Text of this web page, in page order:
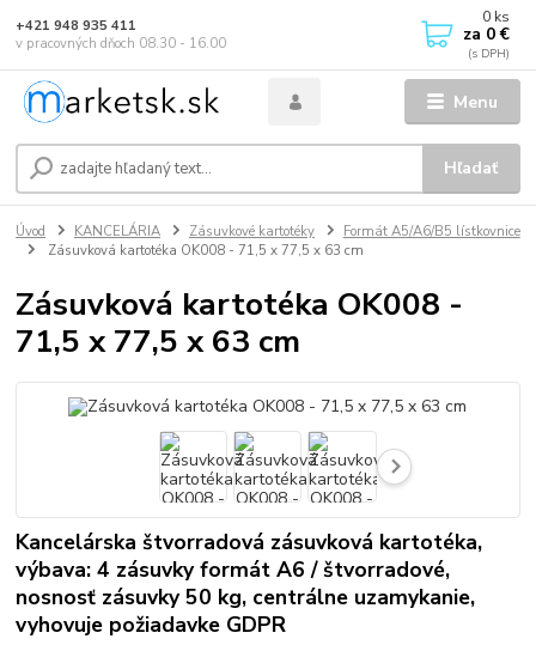
Menu
Hľadať
+421 948 935 411
v pracovných dňoch 08.30 - 16.00
0 ks
za 0 €
Úvod KANCELÁRIA Zásuvkové kartotéky
Formát A5/A6/B5 lístkovnice
Zásuvková kartotéka OK008 - 71,5 x 77,5 x 63 cm
Zásuvková kartotéka OK008 -
71,5 x 77,5 x 63 cm
Kancelárska štvorradová zásuvková kartotéka,
výbava: 4 zásuvky formát A6 / štvorradové,
nosnosť zásuvky 50 kg, centrálne uzamykanie,
vyhovuje požiadavke GDPR